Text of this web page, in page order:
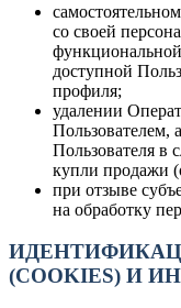
со своей
доступной
профиля;
удалении
Пользователем,
Пользователя в
купли продажи
при отзыве
на обработку
(СOOKIES) И